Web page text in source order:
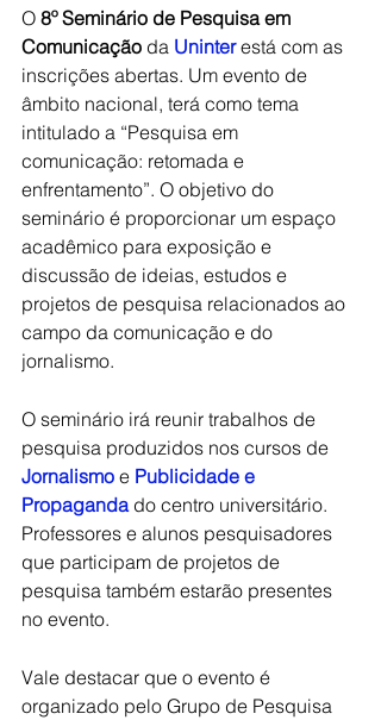
O 8º Seminário de Pesquisa em
Comunicação da Uninter está com as
inscrições abertas. Um evento de
âmbito nacional, terá como tema
intitulado a “Pesquisa em
comunicação: retomada e
enfrentamento”. O objetivo do
seminário é proporcionar um espaço
acadêmico para exposição e
discussão de ideias, estudos e
projetos de pesquisa relacionados ao
campo da comunicação e do
jornalismo.
O seminário irá reunir trabalhos de
pesquisa produzidos nos cursos de
Jornalismo e Publicidade e
Propaganda do centro universitário.
Professores e alunos pesquisadores
que participam de projetos de
pesquisa também estarão presentes
no evento.
Vale destacar que o evento é
organizado pelo Grupo de Pesquisa